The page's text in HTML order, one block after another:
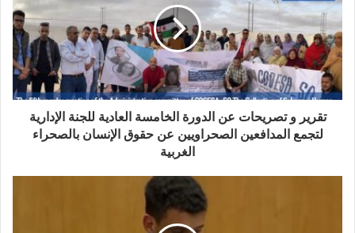
00:00
17:28
تقرير و تصريحات عن الدورة الخامسة العادية للجنة الإدارية
لتجمع المدافعين الصحراويين عن حقوق الإنسان بالصحراء
الغربية